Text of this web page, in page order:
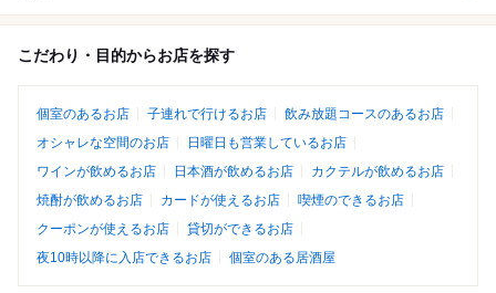
こだわり・目的からお店を探す
個室のあるお店 子連れで行けるお店
飲み放題コースのあるお店
オシャレな空間のお店
日曜日も営業しているお店
ワインが飲めるお店
日本酒が飲めるお店
カクテルが飲めるお店
焼酎が飲めるお店
カードが使えるお店
喫煙のできるお店
クーポンが使えるお店
貸切ができるお店
夜10時以降に入店できるお店
個室のある居酒屋